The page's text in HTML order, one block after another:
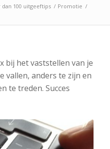
dan 100 uitgeeftips / Promotie /
bij het vaststellen van je
vallen, anders te zijn en
te treden. Succes